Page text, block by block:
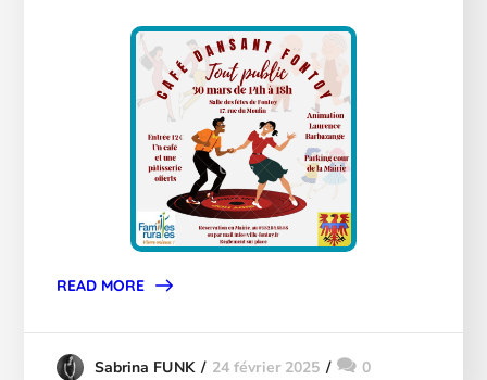
READ MORE
Sabrina FUNK 24 février 2025 0